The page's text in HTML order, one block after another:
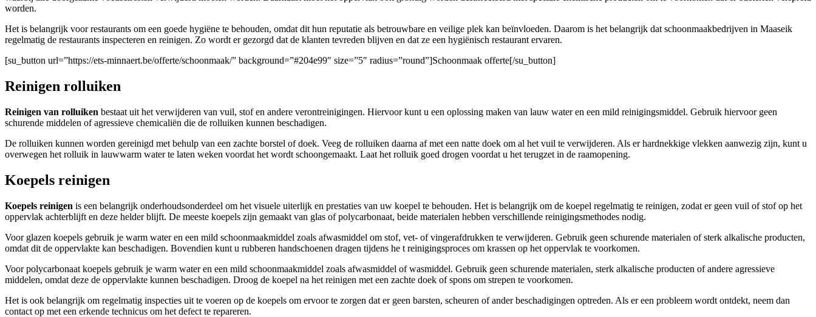
worden.
Het is belangrijk voor restaurants om een goede hygiëne te behouden, omdat dit hun reputatie als betrouwbare en veilige plek kan beïnvloeden. Daarom is het belangrijk dat schoonmaakbedrijven in Maaseik
regelmatig de restaurants inspecteren en reinigen. Zo wordt er gezorgd dat de klanten tevreden blijven en dat ze een hygiënisch restaurant ervaren.
[su_button url=”https://ets-minnaert.be/offerte/schoonmaak/” background=”#204e99″ size=”5″ radius=”round”]Schoonmaak offerte[/su_button]
Reinigen rolluiken
Reinigen van rolluiken bestaat uit het verwijderen van vuil, stof en andere verontreinigingen. Hiervoor kunt u een oplossing maken van lauw water en een mild reinigingsmiddel. Gebruik hiervoor geen
schurende middelen of agressieve chemicaliën die de rolluiken kunnen beschadigen.
De rolluiken kunnen worden gereinigd met behulp van een zachte borstel of doek. Veeg de rolluiken daarna af met een natte doek om al het vuil te verwijderen. Als er hardnekkige vlekken aanwezig zijn, kunt u
overwegen het rolluik in lauwwarm water te laten weken voordat het wordt schoongemaakt. Laat het rolluik goed drogen voordat u het terugzet in de raamopening.
Koepels reinigen
Koepels reinigen is een belangrijk onderhoudsonderdeel om het visuele uiterlijk en prestaties van uw koepel te behouden. Het is belangrijk om de koepel regelmatig te reinigen, zodat er geen vuil of stof op het
oppervlak achterblijft en deze helder blijft. De meeste koepels zijn gemaakt van glas of polycarbonaat, beide materialen hebben verschillende reinigingsmethodes nodig.
Voor glazen koepels gebruik je warm water en een mild schoonmaakmiddel zoals afwasmiddel om stof, vet- of vingerafdrukken te verwijderen. Gebruik geen schurende materialen of sterk alkalische producten,
omdat dit de oppervlakte kan beschadigen. Bovendien kunt u rubberen handschoenen dragen tijdens he t reinigingsproces om krassen op het oppervlak te voorkomen.
Voor polycarbonaat koepels gebruik je warm water en een mild schoonmaakmiddel zoals afwasmiddel of wasmiddel. Gebruik geen schurende materialen, sterk alkalische producten of andere agressieve
middelen, omdat deze de oppervlakte kunnen beschadigen. Droog de koepel na het reinigen met een zachte doek of spons om strepen te voorkomen.
Het is ook belangrijk om regelmatig inspecties uit te voeren op de koepels om ervoor te zorgen dat er geen barsten, scheuren of ander beschadigingen optreden. Als er een probleem wordt ontdekt, neem dan
contact op met een erkende technicus om het defect te repareren.